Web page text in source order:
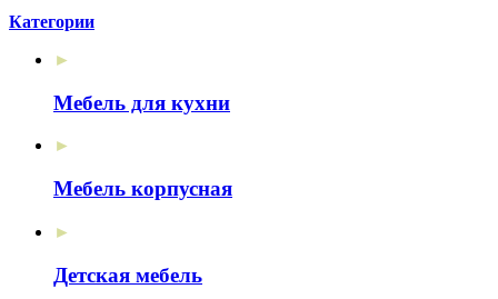
Категории
►
Мебель для кухни
►
Мебель корпусная
►
Детская мебель